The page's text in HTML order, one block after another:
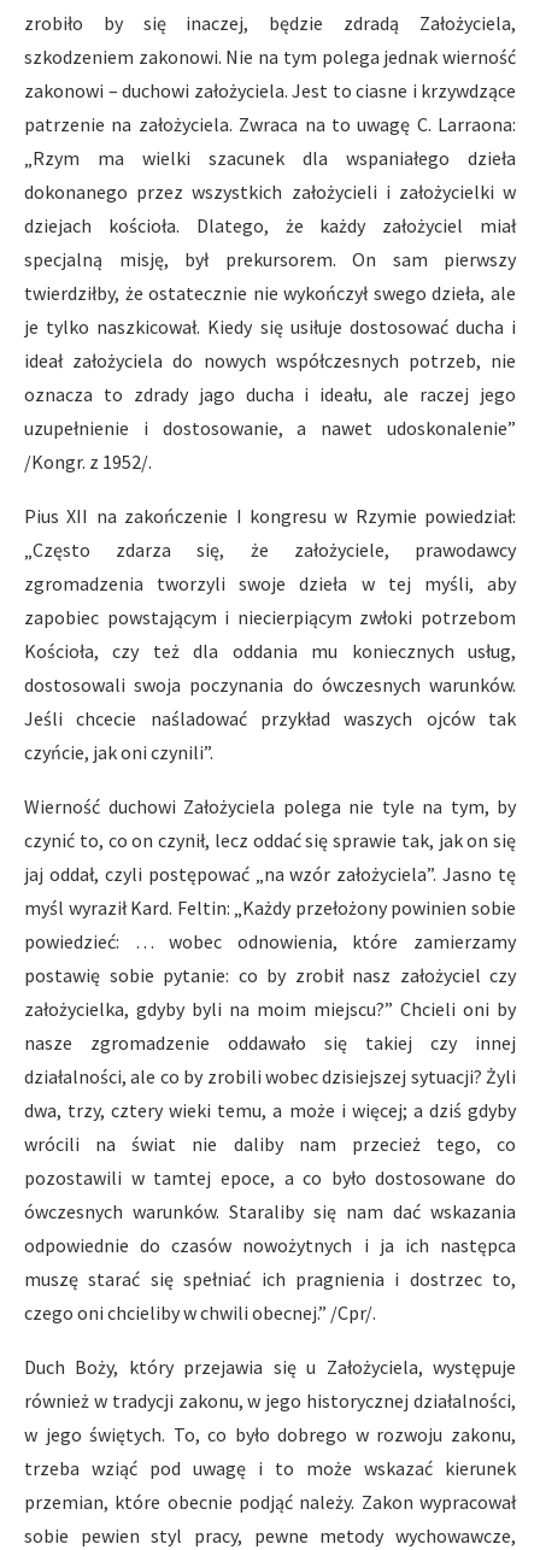
zrobiło by się inaczej, będzie zdradą Założyciela,
szkodzeniem zakonowi. Nie na tym polega jednak wierność
zakonowi – duchowi założyciela. Jest to ciasne i krzywdzące
patrzenie na założyciela. Zwraca na to uwagę C. Larraona:
„Rzym ma wielki szacunek dla wspaniałego dzieła
dokonanego przez wszystkich założycieli i założycielki w
dziejach kościoła. Dlatego, że każdy założyciel miał
specjalną misję, był prekursorem. On sam pierwszy
twierdziłby, że ostatecznie nie wykończył swego dzieła, ale
je tylko naszkicował. Kiedy się usiłuje dostosować ducha i
ideał założyciela do nowych współczesnych potrzeb, nie
oznacza to zdrady jago ducha i ideału, ale raczej jego
uzupełnienie i dostosowanie, a nawet udoskonalenie”
/Kongr. z 1952/.
Pius XII na zakończenie I kongresu w Rzymie powiedział:
„Często zdarza się, że założyciele, prawodawcy
zgromadzenia tworzyli swoje dzieła w tej myśli, aby
zapobiec powstającym i niecierpiącym zwłoki potrzebom
Kościoła, czy też dla oddania mu koniecznych usług,
dostosowali swoja poczynania do ówczesnych warunków.
Jeśli chcecie naśladować przykład waszych ojców tak
czyńcie, jak oni czynili”.
Wierność duchowi Założyciela polega nie tyle na tym, by
czynić to, co on czynił, lecz oddać się sprawie tak, jak on się
jaj oddał, czyli postępować „na wzór założyciela”. Jasno tę
myśl wyraził Kard. Feltin: „Każdy przełożony powinien sobie
powiedzieć: … wobec odnowienia, które zamierzamy
postawię sobie pytanie: co by zrobił nasz założyciel czy
założycielka, gdyby byli na moim miejscu?” Chcieli oni by
nasze zgromadzenie oddawało się takiej czy innej
działalności, ale co by zrobili wobec dzisiejszej sytuacji? Żyli
dwa, trzy, cztery wieki temu, a może i więcej; a dziś gdyby
wrócili na świat nie daliby nam przecież tego, co
pozostawili w tamtej epoce, a co było dostosowane do
ówczesnych warunków. Staraliby się nam dać wskazania
odpowiednie do czasów nowożytnych i ja ich następca
muszę starać się spełniać ich pragnienia i dostrzec to,
czego oni chcieliby w chwili obecnej.” /Cpr/.
Duch Boży, który przejawia się u Założyciela, występuje
również w tradycji zakonu, w jego historycznej działalności,
w jego świętych. To, co było dobrego w rozwoju zakonu,
trzeba wziąć pod uwagę i to może wskazać kierunek
przemian, które obecnie podjąć należy. Zakon wypracował
sobie pewien styl pracy, pewne metody wychowawcze,